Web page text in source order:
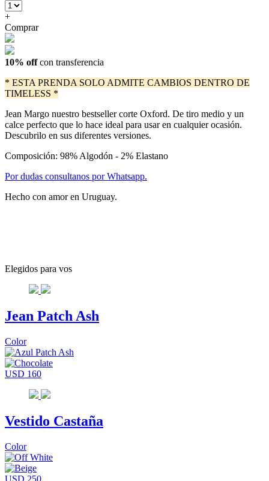
+
Comprar
10% offcon transferencia
* ESTA PRENDA SOLO ADMITE CAMBIOS DENTRO DE
TIMELESS *
Jean Margo nuestro bestseller corte Oxford. De tiro medio y un
calce perfecto que lo hace ideal para usar en cualquier ocasión.
Descubrilo en sus diferentes versiones.
Composición: 98% Algodón - 2% Elastano
Por dudas consultanos por Whatsapp.
Hecho con amor en Uruguay.
Elegidos para vos
Jean Patch Ash
Color
USD 160
Vestido Castaña
Color
USD 250